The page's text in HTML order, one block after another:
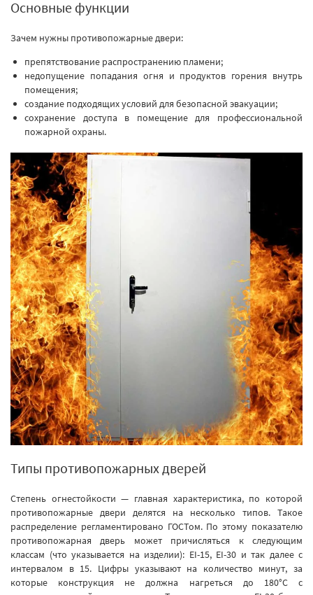
Основные функции
Зачем нужны противопожарные двери:
препятствование распространению пламени;
недопущение попадания огня и продуктов горения внутрь
помещения;
создание подходящих условий для безопасной эвакуации;
сохранение доступа в помещение для профессиональной
пожарной охраны.
Типы противопожарных дверей
Степень огнестойкости — главная характеристика, по которой
противопожарные двери делятся на несколько типов. Такое
распределение регламентировано ГОСТом. По этому показателю
противопожарная дверь может причисляться к следующим
классам (что указывается на изделии): EI-15, EI-30 и так далее с
интервалом в 15. Цифры указывают на количество минут, за
которые конструкция не должна нагреться до 180°С с